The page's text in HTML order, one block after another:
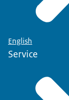
English
Service